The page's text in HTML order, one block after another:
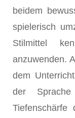
beidem
spielerisch
Stilmittel
anzuwenden.
dem
der
Tiefenschärfe